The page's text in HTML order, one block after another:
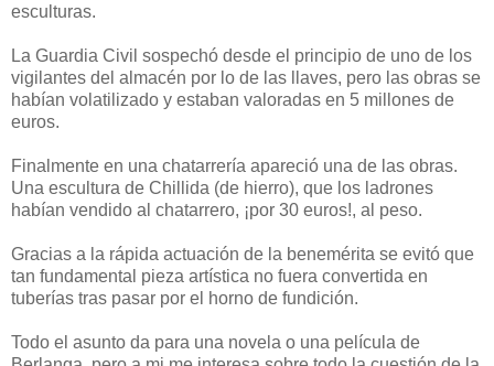
esculturas.
La Guardia Civil sospechó desde el principio de uno de los
vigilantes del almacén por lo de las llaves, pero las obras se
habían volatilizado y estaban valoradas en 5 millones de
euros.
Finalmente en una chatarrería apareció una de las obras.
Una escultura de Chillida (de hierro), que los ladrones
habían vendido al chatarrero, ¡por 30 euros!, al peso.
Gracias a la rápida actuación de la benemérita se evitó que
tan fundamental pieza artística no fuera convertida en
tuberías tras pasar por el horno de fundición.
Todo el asunto da para una novela o una película de